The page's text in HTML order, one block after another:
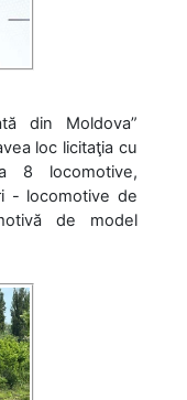
din Moldova”
loc licitaţia cu
8 locomotive,
- locomotive de
de model